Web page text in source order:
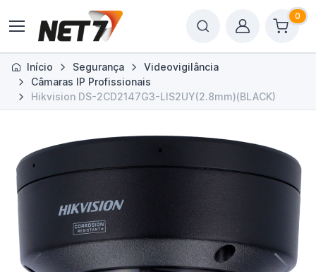
0
Início Segurança
Videovigilância
Câmaras IP Profissionais
Hikvision DS-2CD2147G3-LIS2UY(2.8mm)(BLACK)